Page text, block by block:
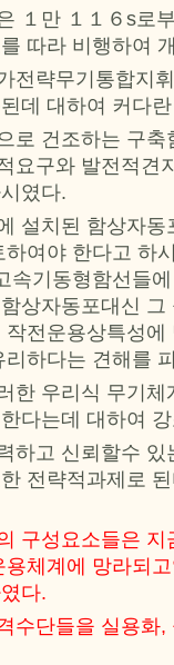
１만 １１６s로
따라 비행하여
전략무기통합지
데 대하여 커다
로 건조하는 구
요구와 발전적견
였다.
설치된 함상자
여야 한다고 하
속기동형함선들
상자동포대신
전운용상특성
하다는 견해를
한 우리식 무기
다는데 대하여
하고 신뢰할수
전략적과제로
구성요소들은
용체계에 망라되
다.
수단들을 실용화